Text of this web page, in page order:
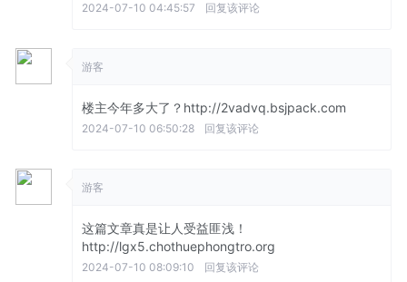
2024-07-10 04:45:57 回复该评论
游客
楼主今年多大了？http://2vadvq.bsjpack.com
2024-07-10 06:50:28 回复该评论
游客
这篇文章真是让人受益匪浅！
http://lgx5.chothuephongtro.org
2024-07-10 08:09:10 回复该评论